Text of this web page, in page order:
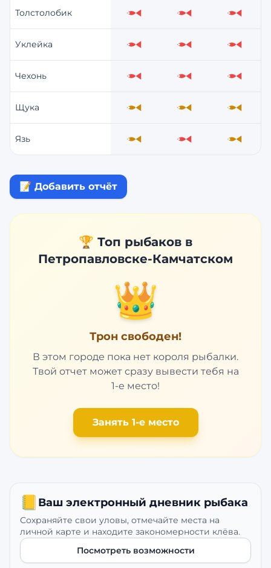
Толстолобик Слабо Слабо Слабо
Уклейка Слабо Слабо Слабо
Чехонь Слабо Слабо Слабо
Щука Средне Средне Средне
Язь Средне Слабо Средне
📝 Добавить отчёт
🏆 Топ рыбаков в
Петропавловске-Камчатском
👑
Трон свободен!
В этом городе пока нет короля рыбалки.
Твой отчет может сразу вывести тебя на
1-е место!
Занять 1-е место
📒 Ваш электронный дневник рыбака
Сохраняйте свои уловы, отмечайте места на
личной карте и находите закономерности клёва.
Посмотреть возможности